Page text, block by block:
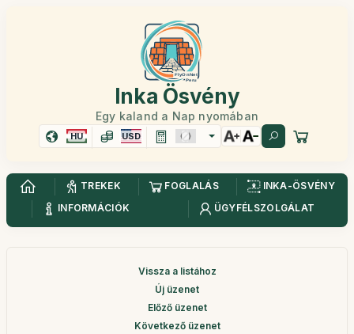
Inka Ösvény
Egy kaland a Nap nyomában
HU USD
TREKEK FOGLALÁS
INKA-ÖSVÉNY
INFORMÁCIÓK
ÜGYFÉLSZOLGÁLAT
Vissza a listához
Új üzenet
Előző üzenet
Következő üzenet